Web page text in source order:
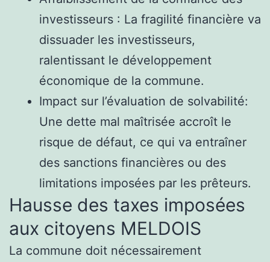
investisseurs : La fragilité financière va
dissuader les investisseurs,
ralentissant le développement
économique de la commune.
Impact sur l’évaluation de solvabilité:
Une dette mal maîtrisée accroît le
risque de défaut, ce qui va entraîner
des sanctions financières ou des
limitations imposées par les prêteurs.
Hausse des taxes imposées
aux citoyens MELDOIS
La commune doit nécessairement